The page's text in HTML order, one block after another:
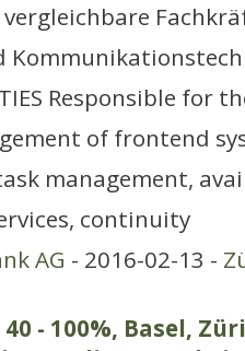
Responsible for
of frontend
management,
continuity
AG - 2016-02-13 -
- 100%, Basel,